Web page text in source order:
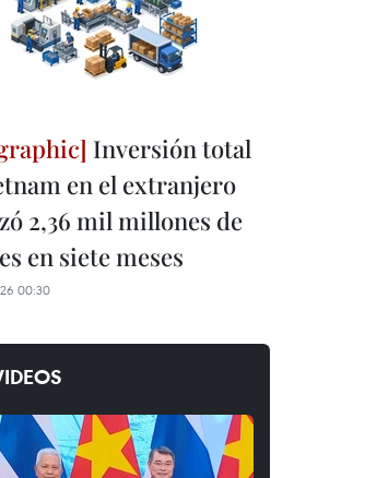
Inversión total
en el extranjero
2,36 mil millones de
en siete meses
00:30